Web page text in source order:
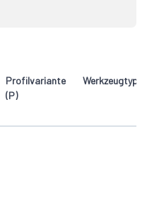
Profilvariante
(P)
Werkzeugtyp